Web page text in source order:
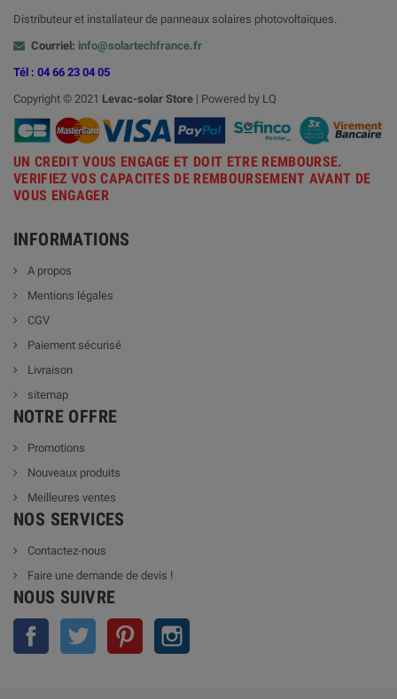
Distributeur et installateur de panneaux solaires photovoltaïques.
Courriel: info@solartechfrance.fr
Tél : 04 66 23 04 05
Copyright © 2021 Levac-solar Store | Powered by LQ
UN CREDIT VOUS ENGAGE ET DOIT ETRE REMBOURSE.
VERIFIEZ VOS CAPACITES DE REMBOURSEMENT AVANT DE
VOUS ENGAGER
INFORMATIONS
A propos
Mentions légales
CGV
Paiement sécurisé
Livraison
sitemap
NOTRE OFFRE
Promotions
Nouveaux produits
Meilleures ventes
NOS SERVICES
Contactez-nous
Faire une demande de devis !
NOUS SUIVRE
Facebook Twitter Pinterest